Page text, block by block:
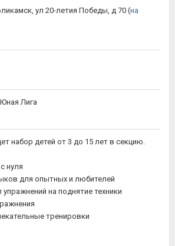
ул 20-летия Победы, д 70 (на
Лига
набор детей от 3 до 15 лет в секцию.
нуля
для опытных и любителей
на поднятие техники
тренировки